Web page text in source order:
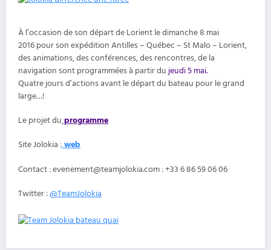
À l’occasion de son départ de Lorient le dimanche 8 mai
2016 pour son expédition Antilles – Québec – St Malo – Lorient,
des animations, des conférences, des rencontres, de la
navigation sont programmées à partir du jeudi 5 mai.
Quatre jours d’actions avant le départ du bateau pour le grand
large…!
Le projet du programme
Site Jolokia : web
Contact : evenement@teamjolokia.com : +33 6 86 59 06 06
Twitter :@TeamJolokia